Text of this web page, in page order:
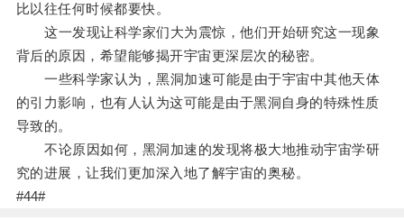
比以往任何时候都要快。
这一发现让科学家们大为震惊，他们开始研究这一现象
背后的原因，希望能够揭开宇宙更深层次的秘密。
一些科学家认为，黑洞加速可能是由于宇宙中其他天体
的引力影响，也有人认为这可能是由于黑洞自身的特殊性质
导致的。
不论原因如何，黑洞加速的发现将极大地推动宇宙学研
究的进展，让我们更加深入地了解宇宙的奥秘。
#44#